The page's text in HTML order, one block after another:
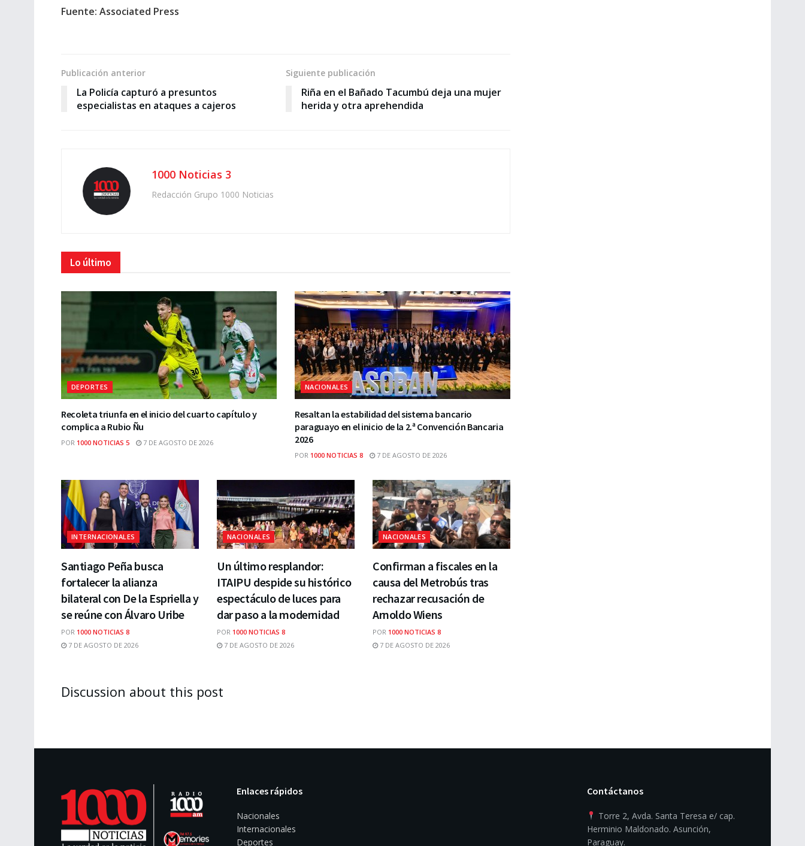
Fuente: Associated Press
Publicación anterior
La Policía capturó a presuntos
especialistas en ataques a cajeros
Siguiente publicación
Riña en el Bañado Tacumbú deja una mujer
herida y otra aprehendida
1000 Noticias 3
Redacción Grupo 1000 Noticias
Lo último
DEPORTES
Recoleta triunfa en el inicio del cuarto capítulo y
complica a Rubio Ñu
POR 1000 NOTICIAS 5 7 DE AGOSTO DE 2026
NACIONALES
Resaltan la estabilidad del sistema bancario
paraguayo en el inicio de la 2.ª Convención Bancaria
2026
POR 1000 NOTICIAS 8 7 DE AGOSTO DE 2026
INTERNACIONALES
Santiago Peña busca
fortalecer la alianza
bilateral con De la Espriella y
se reúne con Álvaro Uribe
POR 1000 NOTICIAS 8
7 DE AGOSTO DE 2026
NACIONALES
Un último resplandor:
ITAIPU despide su histórico
espectáculo de luces para
dar paso a la modernidad
POR 1000 NOTICIAS 8
7 DE AGOSTO DE 2026
NACIONALES
Confirman a fiscales en la
causa del Metrobús tras
rechazar recusación de
Arnoldo Wiens
POR 1000 NOTICIAS 8
7 DE AGOSTO DE 2026
Discussion about this post
Enlaces rápidos
Nacionales
Internacionales
Deportes
Contáctanos
Torre 2, Avda. Santa Teresa e/ cap.
Herminio Maldonado. Asunción,
Paraguay.